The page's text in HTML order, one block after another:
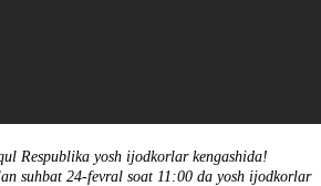
Respublika yosh ijodkorlar kengashida!
suhbat 24-fevral soat 11:00 da yosh ijodkorlar